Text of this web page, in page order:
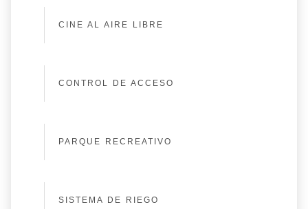
CINE AL AIRE LIBRE
CONTROL DE ACCESO
PARQUE RECREATIVO
SISTEMA DE RIEGO